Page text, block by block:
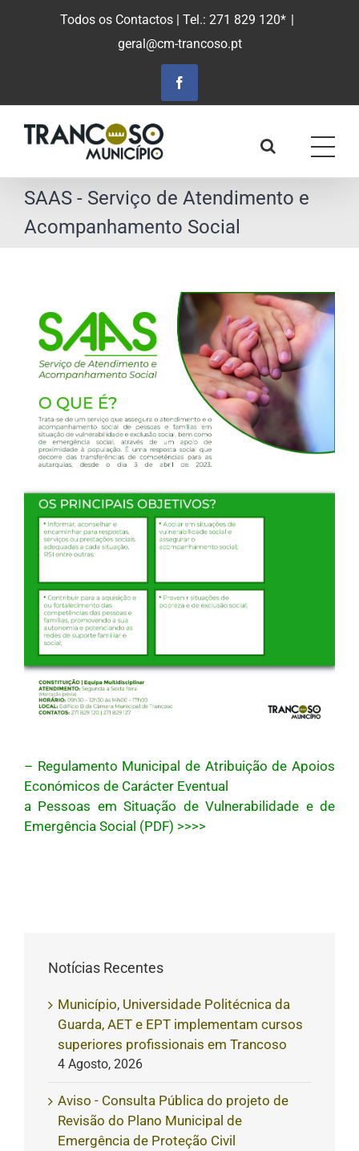
Todos os Contactos | Tel.: 271 829 120* |
geral@cm-trancoso.pt
Facebook
SAAS - Serviço de Atendimento e
Acompanhamento Social
– Regulamento Municipal de Atribuição de Apoios
Económicos de Carácter Eventual
a Pessoas em Situação de Vulnerabilidade e de
Emergência Social (PDF) >>>>
Notícias Recentes
Município, Universidade Politécnica da
Guarda, AET e EPT implementam cursos
superiores profissionais em Trancoso
4 Agosto, 2026
Aviso - Consulta Pública do projeto de
Revisão do Plano Municipal de
Emergência de Proteção Civil